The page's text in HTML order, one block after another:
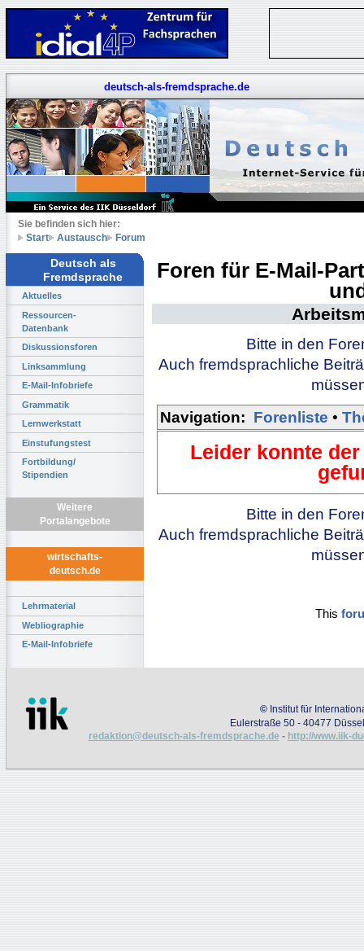
deutsch-als-fremdsprache.de
Sie befinden sich hier:
Start
Austausch Forum
Deutsch als
Fremdsprache
Aktuelles
Ressourcen-
Datenbank
Diskussionsforen
Linksammlung
E-Mail-Infobriefe
Grammatik
Lernwerkstatt
Einstufungstest
Fortbildung/
Stipendien
Weitere
Portalangebote
wirtschafts-
deutsch.de
Lehrmaterial
Webliographie
E-Mail-Infobriefe
Foren für E-Mail-
Bitte in den
Auch fremdsprachliche
Navigation: Forenliste •
Leider konnte
Bitte in den
Auch fremdsprachliche
This
© Institut für
Eulerstraße 50 - 40477
redaktion@deutsch-als-fremdsprache.de - http://www.iik-